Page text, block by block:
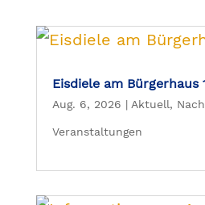
Eisdiele am Bürgerhaus
Aug. 6, 2026 | Aktuell,
Veranstaltungen